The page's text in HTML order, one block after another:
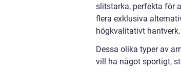
slitstarka, perfekta för
flera exklusiva
högkvalitativt hantverk.
Dessa olika typer av
vill ha något sportigt,